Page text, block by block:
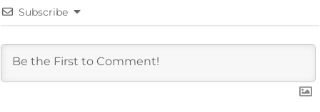
Subscribe